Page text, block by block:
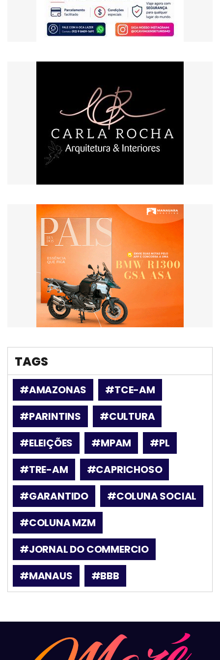
TAGS
#AMAZONAS
#TCE-AM
#PARINTINS
#CULTURA
#ELEIÇÕES
#MPAM
#PL
#TRE-AM
#CAPRICHOSO
#GARANTIDO
#COLUNA SOCIAL
#COLUNA MZM
#JORNAL DO COMMERCIO
#MANAUS
#BBB